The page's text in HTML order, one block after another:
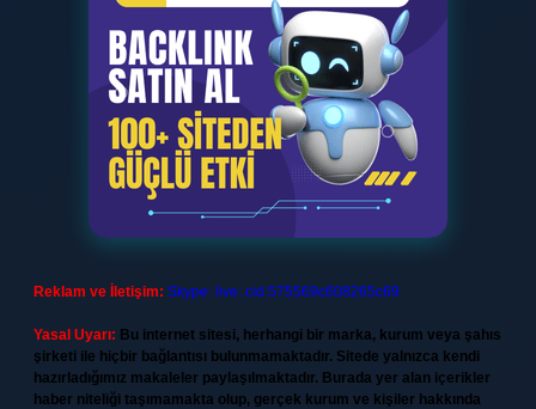
Reklam ve İletişim: Skype: live:.cid.575569c608265c69
Yasal Uyarı: Bu internet sitesi, herhangi bir marka, kurum veya şahıs
şirketi ile hiçbir bağlantısı bulunmamaktadır. Sitede yalnızca kendi
hazırladığımız makaleler paylaşılmaktadır. Burada yer alan içerikler
haber niteliği taşımamakta olup, gerçek kurum ve kişiler hakkında